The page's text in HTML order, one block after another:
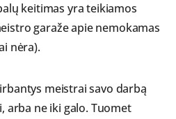
keitimas yra teikiamos
garaže apie nemokamas
nėra).
meistrai savo darbą
arba ne iki galo. Tuomet